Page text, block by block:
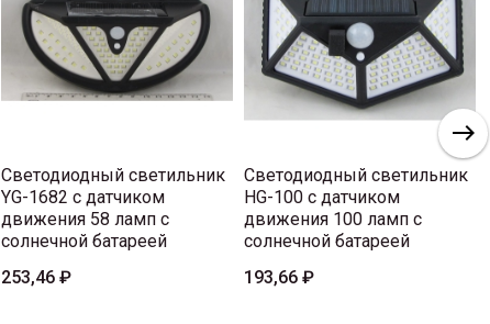
Светодиодный светильник
YG-1682 с датчиком
движения 58 ламп с
солнечной батареей
253,46 ₽
Светодиодный светильник
HG-100 с датчиком
движения 100 ламп с
солнечной батареей
193,66 ₽